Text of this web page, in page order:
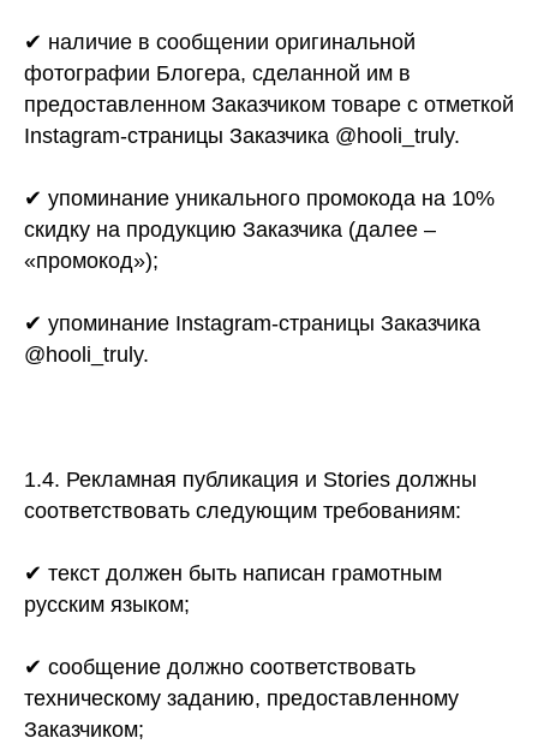
✔ наличие в сообщении оригинальной
фотографии Блогера, сделанной им в
предоставленном Заказчиком товаре с отметкой
Instagram-страницы Заказчика @hooli_truly.
✔ упоминание уникального промокода на 10%
скидку на продукцию Заказчика (далее –
«промокод»);
✔ упоминание Instagram-страницы Заказчика
@hooli_truly.
1.4. Рекламная публикация и Stories должны
соответствовать следующим требованиям:
✔ текст должен быть написан грамотным
русским языком;
✔ сообщение должно соответствовать
техническому заданию, предоставленному
Заказчиком;